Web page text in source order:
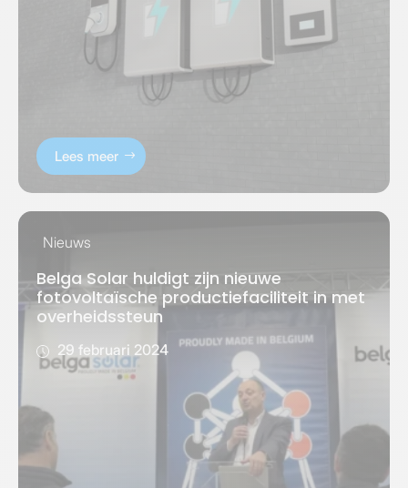
Lees meer
Nieuws
Belga Solar huldigt zijn nieuwe
fotovoltaïsche productiefaciliteit in met
overheidssteun
29 februari 2024